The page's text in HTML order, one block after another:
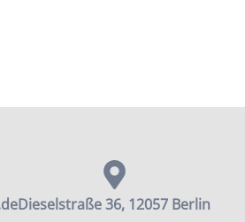
Dieselstraße 36, 12057 Berlin